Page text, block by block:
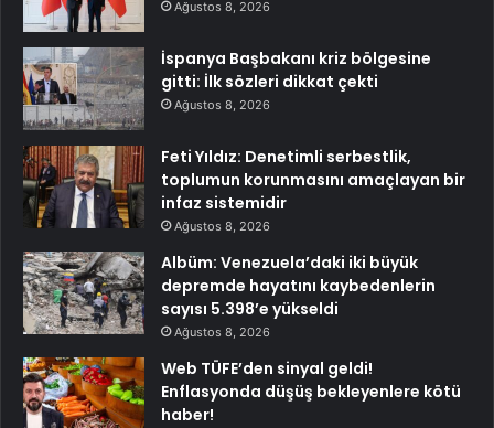
Ağustos 8, 2026
İspanya Başbakanı kriz bölgesine
gitti: İlk sözleri dikkat çekti
Ağustos 8, 2026
Feti Yıldız: Denetimli serbestlik,
toplumun korunmasını amaçlayan bir
infaz sistemidir
Ağustos 8, 2026
Albüm: Venezuela’daki iki büyük
depremde hayatını kaybedenlerin
sayısı 5.398’e yükseldi
Ağustos 8, 2026
Web TÜFE’den sinyal geldi!
Enflasyonda düşüş bekleyenlere kötü
haber!